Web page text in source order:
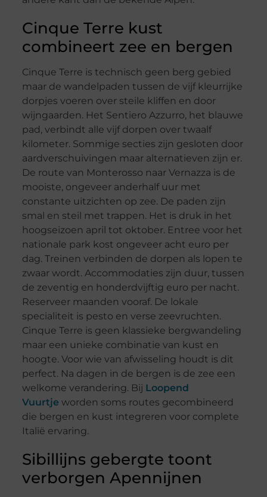
Cinque Terre kust
combineert zee en bergen
Cinque Terre is technisch geen berg gebied
maar de wandelpaden tussen de vijf kleurrijke
dorpjes voeren over steile kliffen en door
wijngaarden. Het Sentiero Azzurro, het blauwe
pad, verbindt alle vijf dorpen over twaalf
kilometer. Sommige secties zijn gesloten door
aardverschuivingen maar alternatieven zijn er.
De route van Monterosso naar Vernazza is de
mooiste, ongeveer anderhalf uur met
constante uitzichten op zee. De paden zijn
smal en steil met trappen. Het is druk in het
hoogseizoen april tot oktober. Entree voor het
nationale park kost ongeveer acht euro per
dag. Treinen verbinden de dorpen als lopen te
zwaar wordt. Accommodaties zijn duur, tussen
de zeventig en honderdvijftig euro per nacht.
Reserveer maanden vooraf. De lokale
specialiteit is pesto en verse zeevruchten.
Cinque Terre is geen klassieke bergwandeling
maar een unieke combinatie van kust en
hoogte. Voor wie van afwisseling houdt is dit
perfect. Na dagen in de bergen is de zee een
welkome verandering. Bij Loopend
Vuurtje worden soms routes gecombineerd
die bergen en kust integreren voor complete
Italië ervaring.
Sibillijns gebergte toont
verborgen Apennijnen